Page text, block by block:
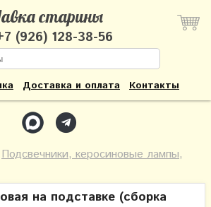
старины
(926) 128-38-56
Доставка и оплата Контакты
Подсвечники, керосиновые лампы,
на подставке (сборка